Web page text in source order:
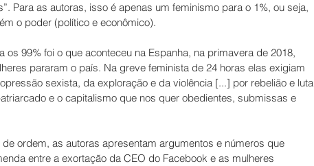
Para as autoras, isso é apenas um feminismo para o 1%, ou seja,
o poder (político e econômico).
os 99% foi o que aconteceu na Espanha, na primavera de 2018,
pararam o país. Na greve feminista de 24 horas elas exigiam
sexista, da exploração e da violência [...] por rebelião e luta
e o capitalismo que nos quer obedientes, submissas e
ordem, as autoras apresentam argumentos e números que
entre a exortação da CEO do Facebook e as mulheres